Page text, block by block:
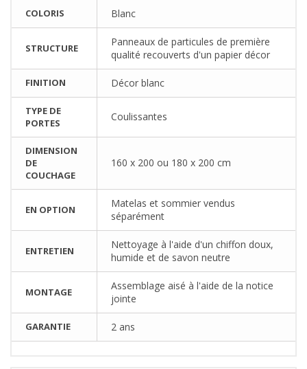
COLORIS Blanc
STRUCTURE
Panneaux de particules de première
qualité recouverts d'un papier décor
FINITION Décor blanc
TYPE DE
PORTES
Coulissantes
DIMENSION
DE
COUCHAGE
160 x 200 ou 180 x 200 cm
EN OPTION
Matelas et sommier vendus
séparément
ENTRETIEN
Nettoyage à l'aide d'un chiffon doux,
humide et de savon neutre
MONTAGE
Assemblage aisé à l'aide de la notice
jointe
GARANTIE 2 ans